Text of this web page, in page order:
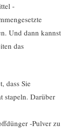
-
Und dann kannst
das
dass Sie
stapeln. Darüber
-Pulver zu